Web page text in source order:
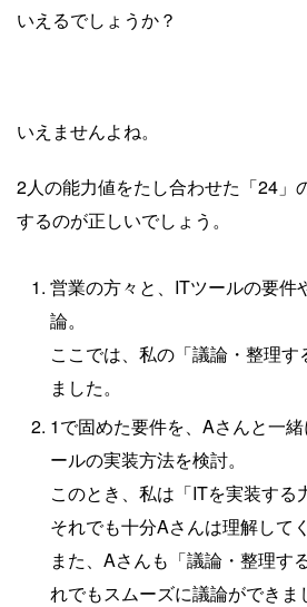
いえるでしょうか？
いえませんよね。
2人の能力値をたし合わせた「24」
するのが正しいでしょう。
営業の方々と、ITツールの要件
論。
ここでは、私の「議論・整理す
ました。
1で固めた要件を、Aさんと一
ールの実装方法を検討。
このとき、私は「ITを実装する
それでも十分Aさんは理解して
また、Aさんも「議論・整理す
れでもスムーズに議論ができま